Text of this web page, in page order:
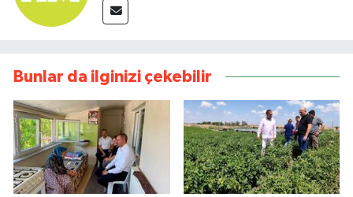
Bunlar da ilginizi çekebilir